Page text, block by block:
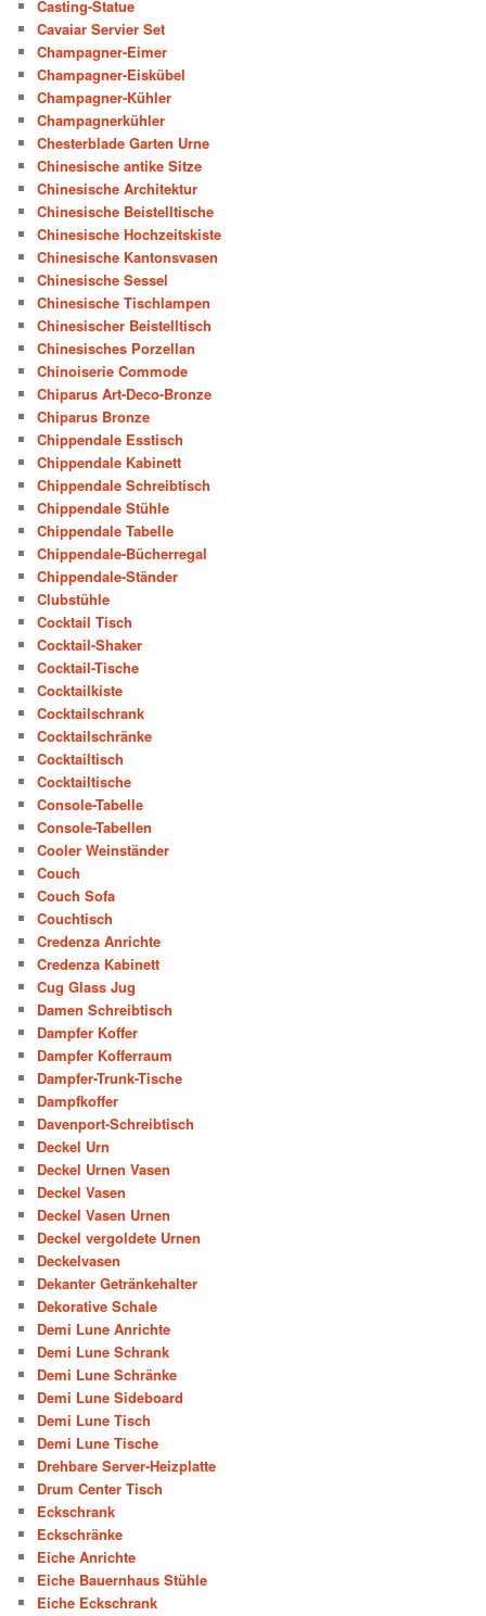
Casting-Statue
Cavaiar Servier Set
Champagner-Eimer
Champagner-Eiskübel
Champagner-Kühler
Champagnerkühler
Chesterblade Garten Urne
Chinesische antike Sitze
Chinesische Architektur
Chinesische Beistelltische
Chinesische Hochzeitskiste
Chinesische Kantonsvasen
Chinesische Sessel
Chinesische Tischlampen
Chinesischer Beistelltisch
Chinesisches Porzellan
Chinoiserie Commode
Chiparus Art-Deco-Bronze
Chiparus Bronze
Chippendale Esstisch
Chippendale Kabinett
Chippendale Schreibtisch
Chippendale Stühle
Chippendale Tabelle
Chippendale-Bücherregal
Chippendale-Ständer
Clubstühle
Cocktail Tisch
Cocktail-Shaker
Cocktail-Tische
Cocktailkiste
Cocktailschrank
Cocktailschränke
Cocktailtisch
Cocktailtische
Console-Tabelle
Console-Tabellen
Cooler Weinständer
Couch
Couch Sofa
Couchtisch
Credenza Anrichte
Credenza Kabinett
Cug Glass Jug
Damen Schreibtisch
Dampfer Koffer
Dampfer Kofferraum
Dampfer-Trunk-Tische
Dampfkoffer
Davenport-Schreibtisch
Deckel Urn
Deckel Urnen Vasen
Deckel Vasen
Deckel Vasen Urnen
Deckel vergoldete Urnen
Deckelvasen
Dekanter Getränkehalter
Dekorative Schale
Demi Lune Anrichte
Demi Lune Schrank
Demi Lune Schränke
Demi Lune Sideboard
Demi Lune Tisch
Demi Lune Tische
Drehbare Server-Heizplatte
Drum Center Tisch
Eckschrank
Eckschränke
Eiche Anrichte
Eiche Bauernhaus Stühle
Eiche Eckschrank